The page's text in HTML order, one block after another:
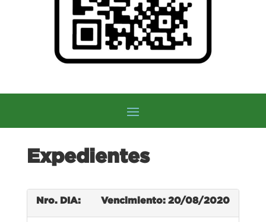
Expedientes
Nro. DIA: Vencimiento: 20/08/2020